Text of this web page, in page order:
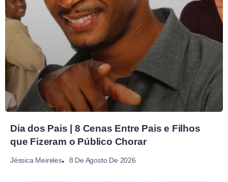
Dia dos Pais | 8 Cenas Entre Pais e Filhos
que Fizeram o Público Chorar
Jéssica Meireles 8 De Agosto De 2026